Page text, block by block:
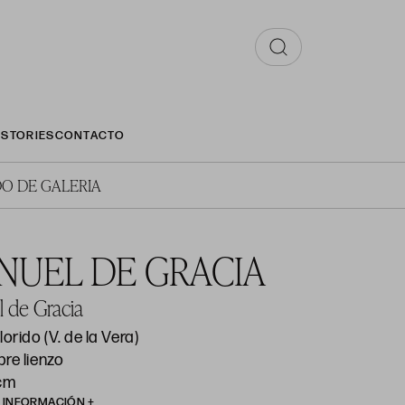
STORIESCONTACTO
DE GALERIA
DE GRACIA
Gracia
(V. de la Vera)
lienzo